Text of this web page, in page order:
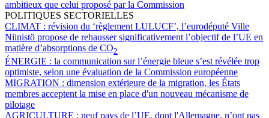
ambitieux que celui proposé par la Commission
POLITIQUES SECTORIELLES
CLIMAT : révision du ‘règlement LULUCF’, l’eurodéputé Ville
Niinistö propose de rehausser significativement l’objectif de l’UE en
matière d’absorptions de CO2
ÉNERGIE : la communication sur l’énergie bleue s’est révélée trop
optimiste, selon une évaluation de la Commission européenne
MIGRATION : dimension extérieure de la migration, les États
membres acceptent la mise en place d'un nouveau mécanisme de
pilotage
AGRICULTURE : neuf pays de l’UE, dont l'Allemagne, n’ont pas